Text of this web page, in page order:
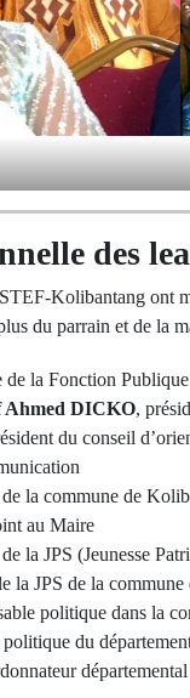
des
Kolibantang ont
du parrain et de la
de la Fonction
Ahmed DICKO,
du conseil
la commune de
au Maire
la JPS (Jeunesse
la JPS de la commune
politique dans la
politique du